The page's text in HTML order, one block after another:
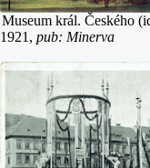
Museum král. Českého
1921, pub: Minerva